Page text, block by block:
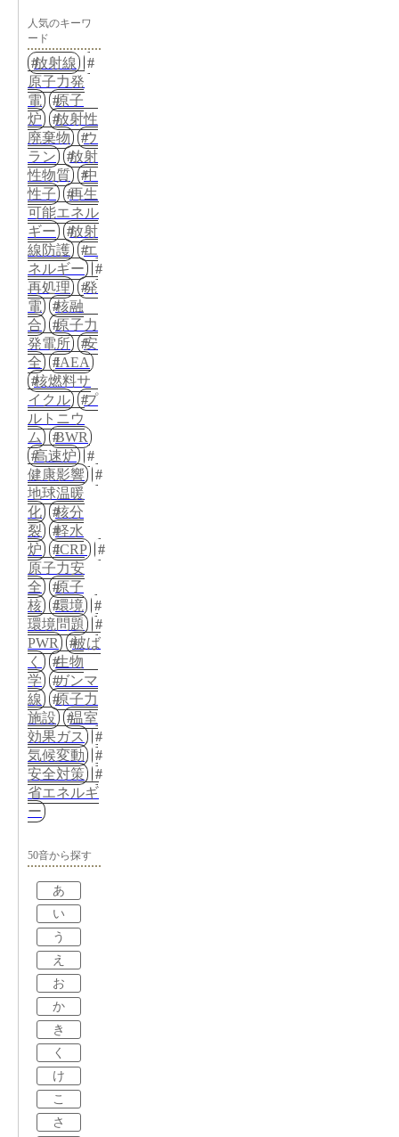
人気のキーワ
ード
放射線
原子力発
電
原子
炉
放射性
廃棄物
ウ
ラン
放射
性物質
中
性子
再生
可能エネル
ギー
放射
線防護
エ
ネルギー
再処理
発
電
核融
合
原子力
発電所
安
全
IAEA
核燃料サ
イクル
プ
ルトニウ
ム
BWR
高速炉
健康影響
地球温暖
化
核分
裂
軽水
炉
ICRP
原子力安
全
原子
核
環境
環境問題
PWR
被ば
く
生物
学
ガンマ
線
原子力
施設
温室
効果ガス
気候変動
安全対策
省エネルギ
ー
50音から探す
あ
い
う
え
お
か
き
く
け
こ
さ